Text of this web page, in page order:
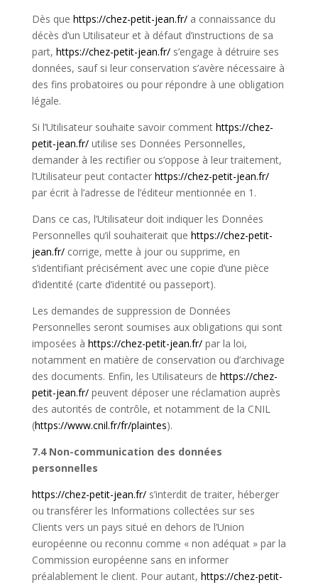
Dès que https://chez-petit-jean.fr/a connaissance du
décès d’un Utilisateur et à défaut d’instructions de sa
part, https://chez-petit-jean.fr/s’engage à détruire ses
données, sauf si leur conservation s’avère nécessaire à
des fins probatoires ou pour répondre à une obligation
légale.
Si l’Utilisateur souhaite savoir comment https://chez-
petit-jean.fr/ utilise ses Données Personnelles,
demander à les rectifier ou s’oppose à leur traitement,
l’Utilisateur peut contacter https://chez-petit-jean.fr/
par écrit à l’adresse de l’éditeur mentionnée en 1.
Dans ce cas, l’Utilisateur doit indiquer les Données
Personnelles qu’il souhaiterait que https://chez-petit-
jean.fr/ corrige, mette à jour ou supprime, en
s’identifiant précisément avec une copie d’une pièce
d’identité (carte d’identité ou passeport).
Les demandes de suppression de Données
Personnelles seront soumises aux obligations qui sont
imposées à https://chez-petit-jean.fr/par la loi,
notamment en matière de conservation ou d’archivage
des documents. Enfin, les Utilisateurs de https://chez-
petit-jean.fr/peuvent déposer une réclamation auprès
des autorités de contrôle, et notamment de la CNIL
(https://www.cnil.fr/fr/plaintes).
7.4 Non-communication des données
personnelles
https://chez-petit-jean.fr/s’interdit de traiter, héberger
ou transférer les Informations collectées sur ses
Clients vers un pays situé en dehors de l’Union
européenne ou reconnu comme « non adéquat » par la
Commission européenne sans en informer
préalablement le client. Pour autant, https://chez-petit-